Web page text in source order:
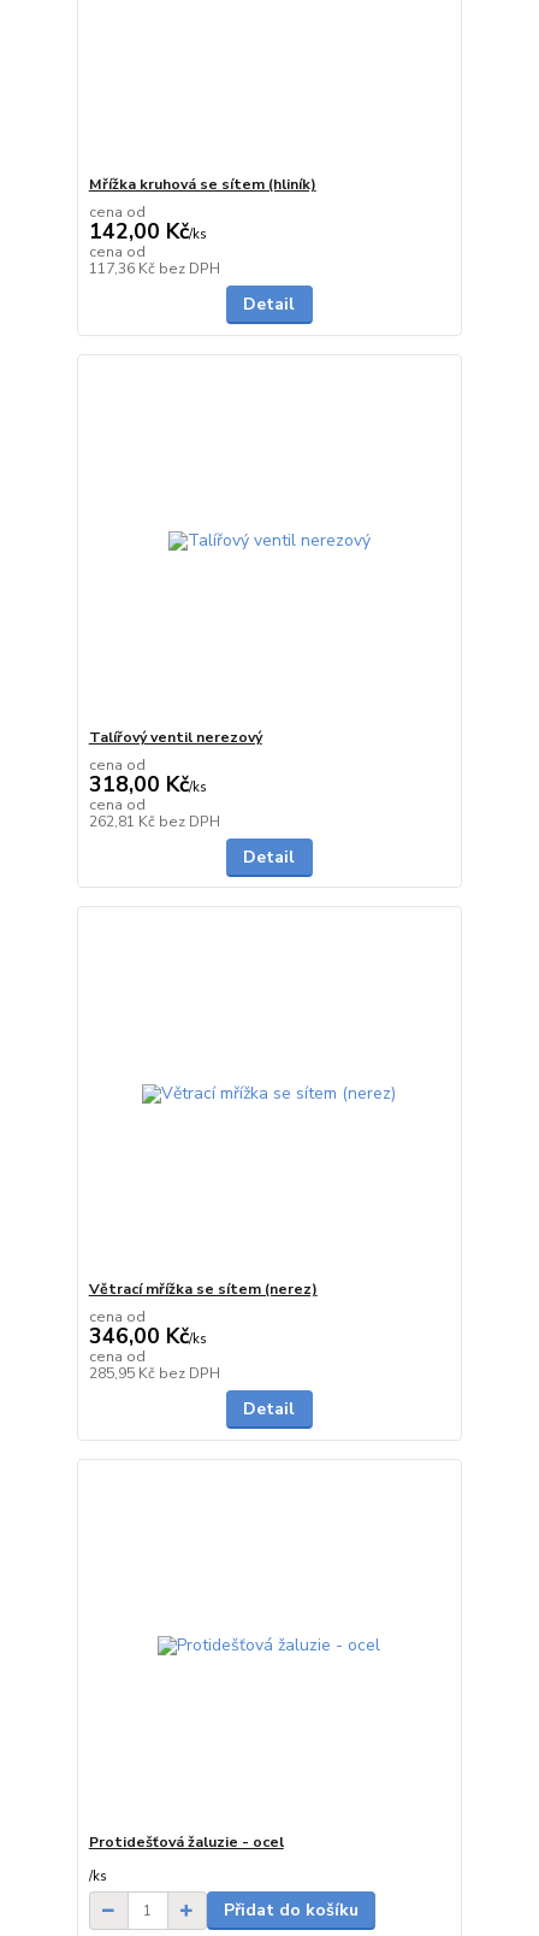
Mřížka kruhová se sítem (hliník)
cena od
142,00 Kč/ks
cena od
117,36 Kč bez DPH
Detail
Talířový ventil nerezový
cena od
318,00 Kč/ks
cena od
262,81 Kč bez DPH
Detail
Větrací mřížka se sítem (nerez)
cena od
346,00 Kč/ks
cena od
285,95 Kč bez DPH
Detail
Protidešťová žaluzie - ocel
/ks
Přidat do košíku